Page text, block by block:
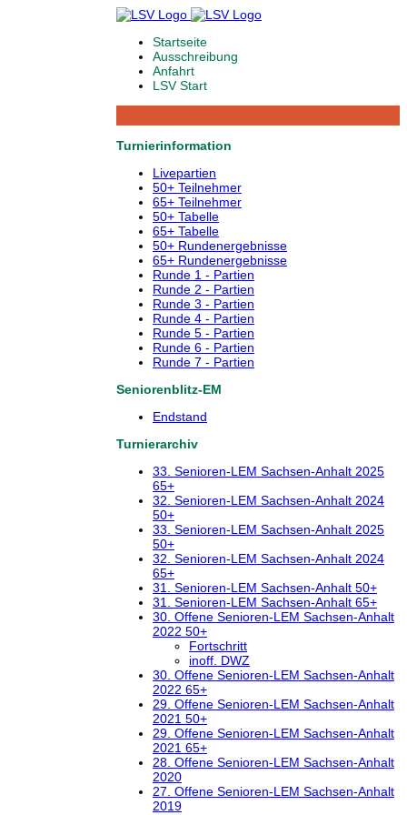
Startseite
Ausschreibung
Anfahrt
LSV Start
Turnierinformation
Livepartien
50+ Teilnehmer
65+ Teilnehmer
50+ Tabelle
65+ Tabelle
50+ Rundenergebnisse
65+ Rundenergebnisse
Runde 1 - Partien
Runde 2 - Partien
Runde 3 - Partien
Runde 4 - Partien
Runde 5 - Partien
Runde 6 - Partien
Runde 7 - Partien
Seniorenblitz-EM
Endstand
Turnierarchiv
33. Senioren-LEM Sachsen-Anhalt 2025
65+
32. Senioren-LEM Sachsen-Anhalt 2024
50+
33. Senioren-LEM Sachsen-Anhalt 2025
50+
32. Senioren-LEM Sachsen-Anhalt 2024
65+
31. Senioren-LEM Sachsen-Anhalt 50+
31. Senioren-LEM Sachsen-Anhalt 65+
30. Offene Senioren-LEM Sachsen-Anhalt
2022 50+
Fortschritt
inoff. DWZ
30. Offene Senioren-LEM Sachsen-Anhalt
2022 65+
29. Offene Senioren-LEM Sachsen-Anhalt
2021 50+
29. Offene Senioren-LEM Sachsen-Anhalt
2021 65+
28. Offene Senioren-LEM Sachsen-Anhalt
2020
27. Offene Senioren-LEM Sachsen-Anhalt
2019